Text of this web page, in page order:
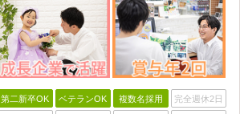
第二新卒OK ベテランOK 複数名採用 完全週休2日